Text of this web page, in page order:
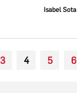
Isabel Sota
3 4 5 6